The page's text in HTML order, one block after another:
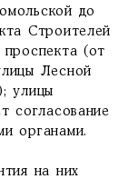
до
Строителей
проспекта (от
Лесной
улицы
согласование
органами.
на них